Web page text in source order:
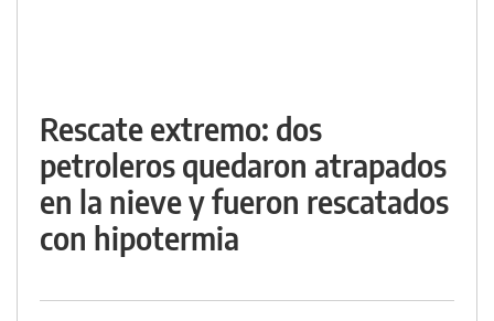
Rescate extremo: dos
petroleros quedaron atrapados
en la nieve y fueron rescatados
con hipotermia